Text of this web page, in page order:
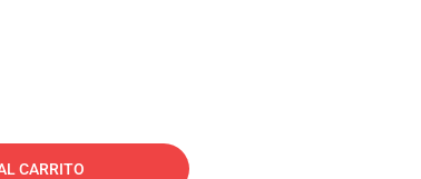
CARRITO